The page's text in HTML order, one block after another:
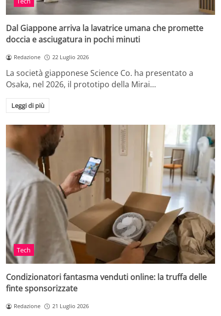
Dal Giappone arriva la lavatrice umana che promette
doccia e asciugatura in pochi minuti
Redazione 22 Luglio 2026
La società giapponese Science Co. ha presentato a
Osaka, nel 2026, il prototipo della Mirai…
Leggi di più
Tech
Condizionatori fantasma venduti online: la truffa delle
finte sponsorizzate
Redazione 21 Luglio 2026